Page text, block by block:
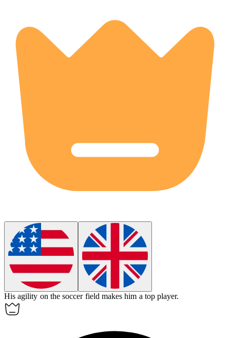
Hisagility on the soccer field makes him a top player.